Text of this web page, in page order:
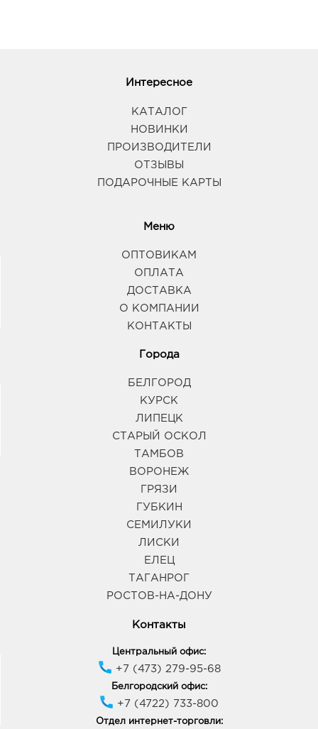
Интересное
КАТАЛОГ
НОВИНКИ
ПРОИЗВОДИТЕЛИ
ОТЗЫВЫ
ПОДАРОЧНЫЕ КАРТЫ
Меню
ОПТОВИКАМ
ОПЛАТА
ДОСТАВКА
О КОМПАНИИ
КОНТАКТЫ
Города
БЕЛГОРОД
КУРСК
ЛИПЕЦК
СТАРЫЙ ОСКОЛ
ТАМБОВ
ВОРОНЕЖ
ГРЯЗИ
ГУБКИН
СЕМИЛУКИ
ЛИСКИ
ЕЛЕЦ
ТАГАНРОГ
РОСТОВ-НА-ДОНУ
Контакты
Центральный офис:
+7 (473) 279-95-68
Белгородский офис:
+7 (4722) 733-800
Отдел интернет-торговли: